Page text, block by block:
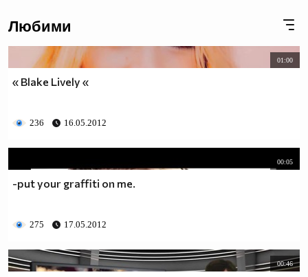
Любими
01:00
« Blake Lively «
236 16.05.2012
00:05
-put your graffiti on me.
275 17.05.2012
00:46